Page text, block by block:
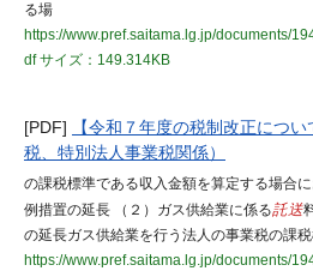
る場
https://www.pref.saitama.lg.jp/documents/
dfサイズ：149.314KB
[PDF]
【令和７年度の税制改正につ
税、特別法人事業税関係）
の課税標準である収入金額を算定する場合
例措置の延長 （２）ガス供給業に係る託送
の延長ガス供給業を行う法人の事業税の課
https://www.pref.saitama.lg.jp/documents/